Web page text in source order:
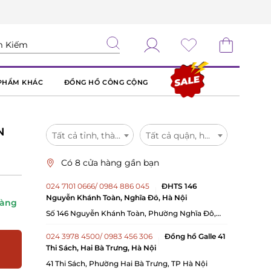
KHÁC ĐỒNG HỒ CÔNG CỘNG
Tất cả tỉnh, thành Tất cả quận, huyện
Có 8 cửa hàng gần bạn
024 7101 0666/ 0984 886 045
ĐHTS 146
Nguyễn Khánh Toàn, Nghĩa Đô, Hà Nội
Số 146 Nguyễn Khánh Toàn, Phường Nghĩa Đô,
024 3978 4500/ 0983 456 306
Đồng hồ Galle 41
Thi Sách, Hai Bà Trưng, Hà Nội
41 Thi Sách, Phường Hai Bà Trưng, TP Hà Nội